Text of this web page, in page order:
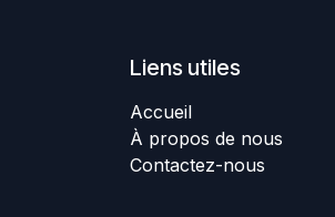
Liens utiles
Accueil
À propos de nous
Contactez-nous